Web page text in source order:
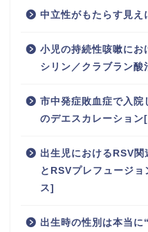
中立性がもたらす見え
小児の持続性咳嗽にお
シリン／クラブラン酸
市中発症敗血症で入院
のデエスカレーション
出生児におけるRSV
とRSVプレフュージ
ス]
出生時の性別は本当に